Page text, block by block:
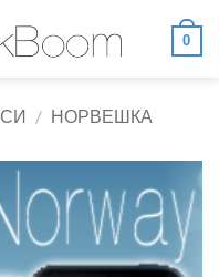
0
/ НОРВЕШКА